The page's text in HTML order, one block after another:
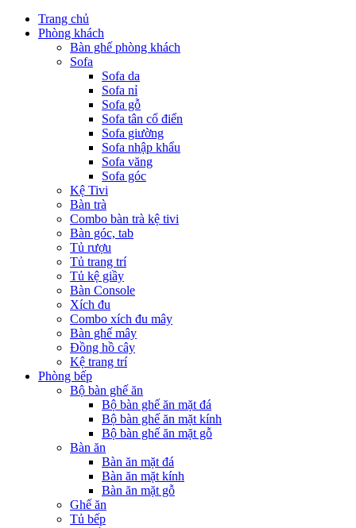
Trang chủ
Phòng khách
Bàn ghế phòng khách
Sofa
Sofa da
Sofa nỉ
Sofa gỗ
Sofa tân cổ điển
Sofa giường
Sofa nhập khẩu
Sofa văng
Sofa góc
Kệ Tivi
Bàn trà
Combo bàn trà kệ tivi
Bàn góc, tab
Tủ rượu
Tủ trang trí
Tủ kệ giầy
Bàn Console
Xích đu
Combo xích đu mây
Bàn ghế mây
Đồng hồ cây
Kệ trang trí
Phòng bếp
Bộ bàn ghế ăn
Bộ bàn ghế ăn mặt đá
Bộ bàn ghế ăn mặt kính
Bộ bàn ghế ăn mặt gỗ
Bàn ăn
Bàn ăn mặt đá
Bàn ăn mặt kính
Bàn ăn mặt gỗ
Ghế ăn
Tủ bếp